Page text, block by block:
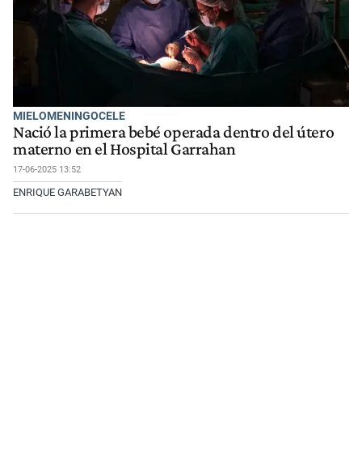
MIELOMENINGOCELE
Nació la primera bebé operada dentro del útero
materno en el Hospital Garrahan
17-06-2025 13:52
ENRIQUE GARABETYAN